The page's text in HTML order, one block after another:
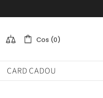
Cos (0)
CARD CADOU